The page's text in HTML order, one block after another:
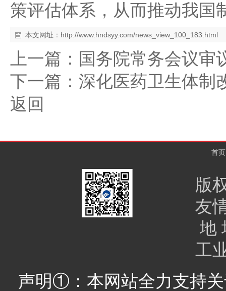
策评估体系，从而推动我国
本文网址： http://www.hndsyy.com/news_view_100_183.html
上一篇： 国务院常务会议审
下一篇： 深化医药卫生体制
返回
首页
版
友
地
工
声明①：本网站全力支持关